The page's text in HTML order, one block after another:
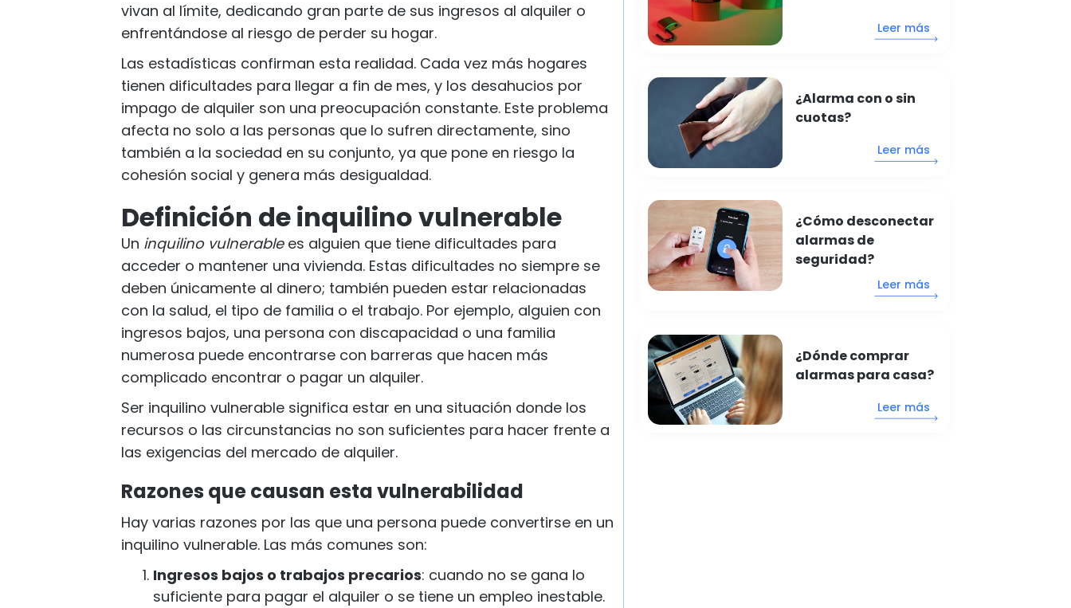
vivan al límite, dedicando gran parte de sus ingresos al alquiler o
enfrentándose al riesgo de perder su hogar.
Las estadísticas confirman esta realidad. Cada vez más hogares
tienen dificultades para llegar a fin de mes, y los desahucios por
impago de alquiler son una preocupación constante. Este problema
afecta no solo a las personas que lo sufren directamente, sino
también a la sociedad en su conjunto, ya que pone en riesgo la
cohesión social y genera más desigualdad.
Definición de inquilino vulnerable
Un inquilino vulnerablees alguien que tiene dificultades para
acceder o mantener una vivienda. Estas dificultades no siempre se
deben únicamente al dinero; también pueden estar relacionadas
con la salud, el tipo de familia o el trabajo. Por ejemplo, alguien con
ingresos bajos, una persona con discapacidad o una familia
numerosa puede encontrarse con barreras que hacen más
complicado encontrar o pagar un alquiler.
Ser inquilino vulnerable significa estar en una situación donde los
recursos o las circunstancias no son suficientes para hacer frente a
las exigencias del mercado de alquiler.
Razones que causan esta vulnerabilidad
Hay varias razones por las que una persona puede convertirse en un
inquilino vulnerable. Las más comunes son:
Ingresos bajos o trabajos precarios: cuando no se gana lo
suficiente para pagar el alquiler o se tiene un empleo inestable.
Leer más
¿Alarma con o sin
cuotas?
Leer más
¿Cómo desconectar
alarmas de
seguridad?
Leer más
¿Dónde comprar
alarmas para casa?
Leer más